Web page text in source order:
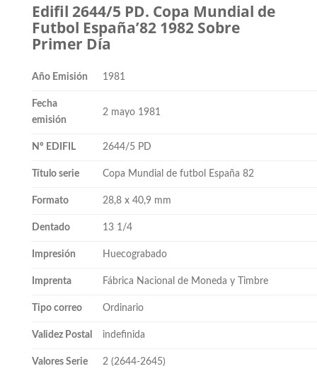
Edifil 2644/5 PD. Copa Mundial de
Futbol España’82 1982 Sobre
Primer Día
Año Emisión 1981
Fecha
emisión
2 mayo 1981
Nº EDIFIL 2644/5 PD
Título serie Copa Mundial de futbol España 82
Formato 28,8 x 40,9 mm
Dentado 13 1/4
Impresión Huecograbado
Imprenta Fábrica Nacional de Moneda y Timbre
Tipo correo Ordinario
Validez Postal indefinida
Valores Serie 2 (2644-2645)